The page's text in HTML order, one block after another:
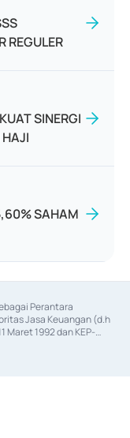
REGULER
SINERGI
SAHAM
Perantara
Jasa Keuangan (d.h
Maret 1992 dan KEP-
Penjamin Emisi
Nomor KEP-
Nomor S-
izin usaha lainnya